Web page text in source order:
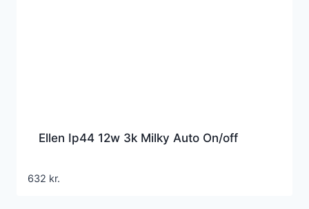
Ellen Ip44 12w 3k Milky Auto On/off
632 kr.